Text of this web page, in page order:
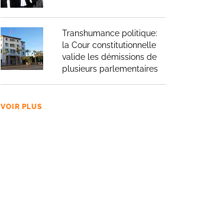
Transhumance politique:
la Cour constitutionnelle
valide les démissions de
plusieurs parlementaires
VOIR PLUS